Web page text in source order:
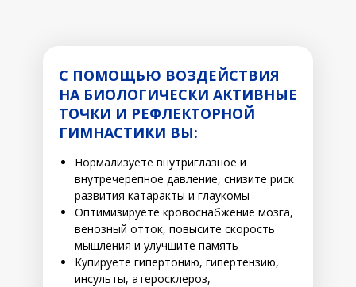
С ПОМОЩЬЮ ВОЗДЕЙСТВИЯ
НА БИОЛОГИЧЕСКИ АКТИВНЫЕ
ТОЧКИ И РЕФЛЕКТОРНОЙ
ГИМНАСТИКИ ВЫ:
Нормализуете внутриглазное и
внутречерепное давление, снизите риск
развития катаракты и глаукомы
Оптимизируете кровоснабжение мозга,
венозный отток, повысите скорость
мышления и улучшите память
Купируете гипертонию, гипертензию,
инсульты, атеросклероз,